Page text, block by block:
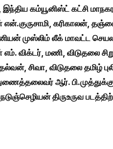
கம்யூனிஸ்ட் கட்சி
என்.குருசாமி, கரிகாலன்,
முஸ்லிம் லீக் மாவட்ட
மணி, விடுதலை
சிவா, விடுதலை தமிழ்
ஆர்.
திருஉருவ